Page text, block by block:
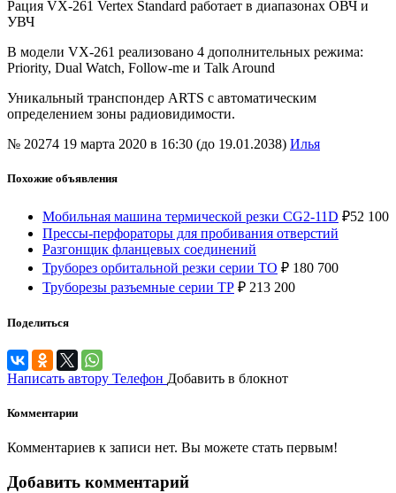
Рация VX-261 Vertex Standard работает в диапазонах ОВЧ и
УВЧ
В модели VX-261 реализовано 4 дополнительных режима:
Priority, Dual Watch, Follow-me и Talk Around
Уникальный транспондер ARTS с автоматическим
определением зоны радиовидимости.
№ 20274 19 марта 2020 в 16:30 (до 19.01.2038) Илья
Похожие объявления
Мобильная машина термической резки CG2-11D ₽52 100
Прессы-перфораторы для пробивания отверстий
Разгонщик фланцевых соединений
Труборез орбитальной резки серии ТO ₽ 180 700
Труборезы разъемные серии ТР ₽ 213 200
Поделиться
Написать автору Телефон Добавить в блокнот
Комментарии
Комментариев к записи нет. Вы можете стать первым!
Добавить комментарий